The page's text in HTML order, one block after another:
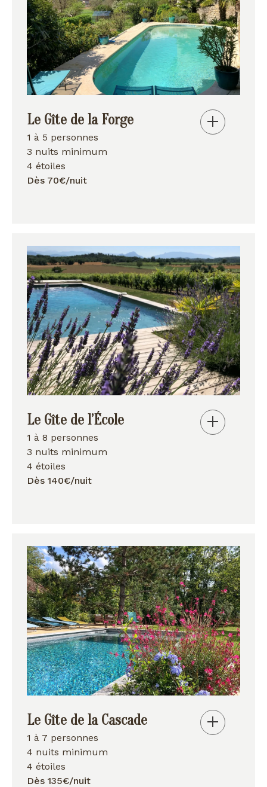
Le Gîte de la Forge
1 à 5 personnes
3 nuits minimum
4 étoiles
Dès 70€/nuit
Le Gîte de l’École
1 à 8 personnes
3 nuits minimum
4 étoiles
Dès 140€/nuit
Le Gîte de la Cascade
1 à 7 personnes
4 nuits minimum
4 étoiles
Dès 135€/nuit